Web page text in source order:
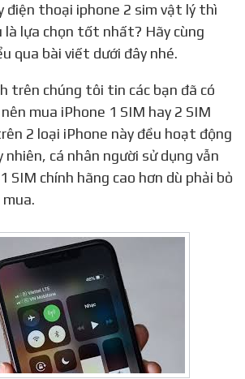
điện thoại iphone 2 sim vật lý thì
là lựa chọn tốt nhất? Hãy cùng
qua bài viết dưới đây nhé.
mua iPhone 1 SIM hay 2 SIM
2 loại iPhone này đều hoạt động
cá nhân người sử dụng vẫn
SIM chính hãng cao hơn dù phải bỏ